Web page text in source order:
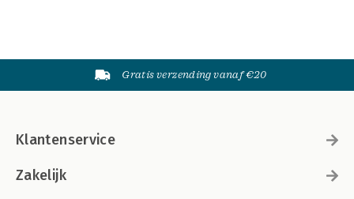
Gratis verzending vanaf €20
Klantenservice
Zakelijk